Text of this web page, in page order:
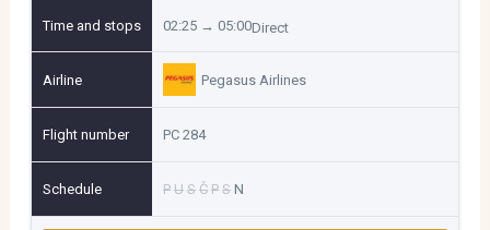
02:25 → 05:00Direct
Pegasus Airlines
PC 284
P U S Č P S N